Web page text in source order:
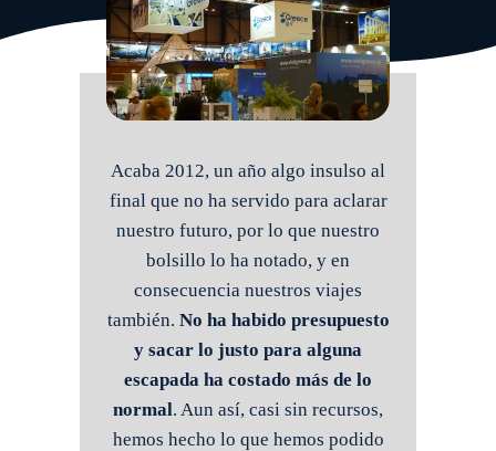
Acaba 2012, un año algo insulso al
final que no ha servido para aclarar
nuestro futuro, por lo que nuestro
bolsillo lo ha notado, y en
consecuencia nuestros viajes
también. No ha habido presupuesto
y sacar lo justo para alguna
escapada ha costado más de lo
normal. Aun así, casi sin recursos,
hemos hecho lo que hemos podido